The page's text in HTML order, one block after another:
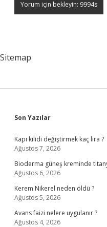
Sitemap
Sidebar
Son Yazılar
Kapı kilidi değiştirmek kaç lira ?
Ağustos 7, 2026
Bioderma güneş kreminde
Ağustos 6, 2026
Kerem Nikerel neden öldü ?
Ağustos 5, 2026
Avans faizi nelere uygulanır ?
Ağustos 4, 2026